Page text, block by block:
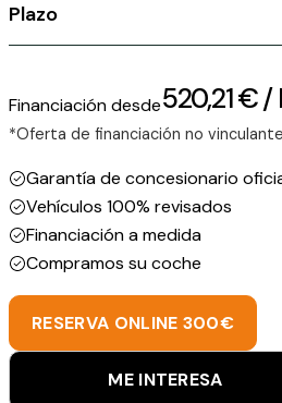
Plazo
Financiación desde520,21€/
*Oferta de financiación no
Garantía de concesionario
Vehículos 100% revisados
Financiación a medida
Compramos su coche
RESERVA ONLINE 300€
ME INTERESA